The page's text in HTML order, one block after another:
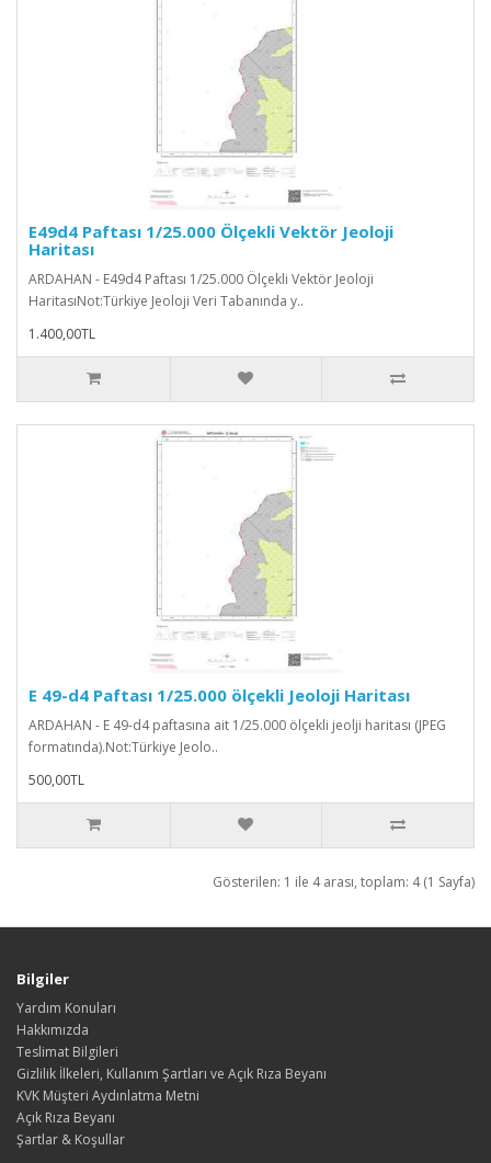
E49d4 Paftası 1/25.000 Ölçekli Vektör Jeoloji
Haritası
ARDAHAN - E49d4 Paftası 1/25.000 Ölçekli Vektör Jeoloji
HaritasıNot:Türkiye Jeoloji Veri Tabanında y..
1.400,00TL
E 49-d4 Paftası 1/25.000 ölçekli Jeoloji Haritası
ARDAHAN - E 49-d4 paftasına ait 1/25.000 ölçekli jeolji haritası (JPEG
formatında).Not:Türkiye Jeolo..
500,00TL
Gösterilen: 1 ile 4 arası, toplam: 4 (1 Sayfa)
Bilgiler
Yardım Konuları
Hakkımızda
Teslimat Bilgileri
Gizlilik İlkeleri, Kullanım Şartları ve Açık Rıza Beyanı
KVK Müşteri Aydınlatma Metni
Açık Rıza Beyanı
Şartlar & Koşullar